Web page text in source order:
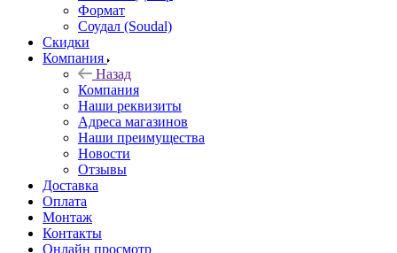
Формат
Соудал (Soudal)
Скидки
Компания
Назад
Компания
Наши реквизиты
Адреса магазинов
Наши преимущества
Новости
Отзывы
Доставка
Оплата
Монтаж
Контакты
Онлайн просмотр